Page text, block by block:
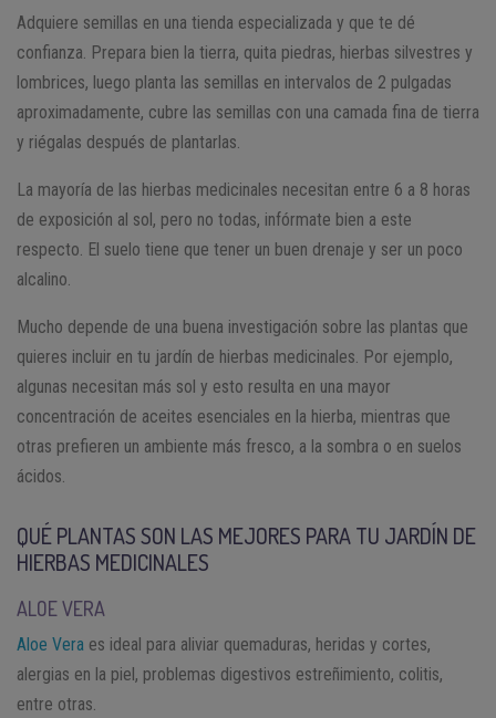
Adquiere semillas en una tienda especializada y que te dé
confianza. Prepara bien la tierra, quita piedras, hierbas silvestres y
lombrices, luego planta las semillas en intervalos de 2 pulgadas
aproximadamente, cubre las semillas con una camada fina de tierra
y riégalas después de plantarlas.
La mayoría de las hierbas medicinales necesitan entre 6 a 8 horas
de exposición al sol, pero no todas, infórmate bien a este
respecto. El suelo tiene que tener un buen drenaje y ser un poco
alcalino.
Mucho depende de una buena investigación sobre las plantas que
quieres incluir en tu jardín de hierbas medicinales. Por ejemplo,
algunas necesitan más sol y esto resulta en una mayor
concentración de aceites esenciales en la hierba, mientras que
otras prefieren un ambiente más fresco, a la sombra o en suelos
ácidos.
QUÉ PLANTAS SON LAS MEJORES PARA TU JARDÍN DE
HIERBAS MEDICINALES
ALOE VERA
Aloe Vera es ideal para aliviar quemaduras, heridas y cortes,
alergias en la piel, problemas digestivos estreñimiento, colitis,
entre otras.